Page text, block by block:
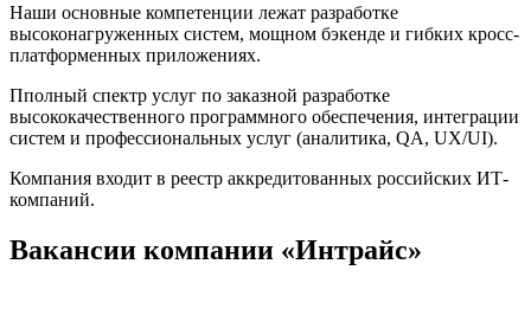
Наши основные компетенции лежат разработке
высоконагруженных систем, мощном бэкенде и гибких кросс-
платформенных приложениях.
Пполный спектр услуг по заказной разработке
высококачественного программного обеспечения, интеграции
систем и профессиональных услуг (аналитика, QA, UX/UI).
Компания входит в реестр аккредитованных российских ИТ-
компаний.
Вакансии компании «Интрайс»